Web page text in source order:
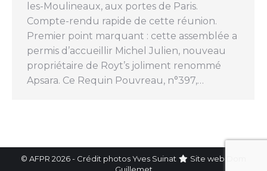
les-Moulineaux, aux portes de Paris.
Compte-rendu rapide de cette réunion.
Premier point marquant : cette assemblée a
permis d’accueillir Michel Julien, nouveau
propriétaire de Royt’s joliment renommé
Apsara. Ce Requin Pouvreau, n°397,…
© AFPR 2026 - Crédit photos Yves Suinat Site web